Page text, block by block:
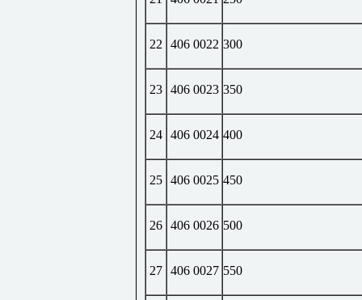
22 406 0022 300
23 406 0023 350
24 406 0024 400
25 406 0025 450
26 406 0026 500
27 406 0027 550